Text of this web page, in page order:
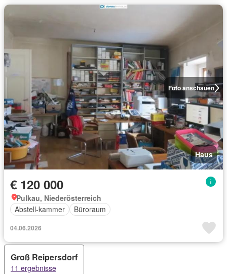
Foto anschauen
Haus
€ 120 000
Pulkau, Niederösterreich
Abstell-kammer
Büroraum
04.06.2026
Groß Reipersdorf
11 ergebnisse